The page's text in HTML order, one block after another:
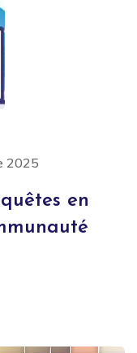
2025
en